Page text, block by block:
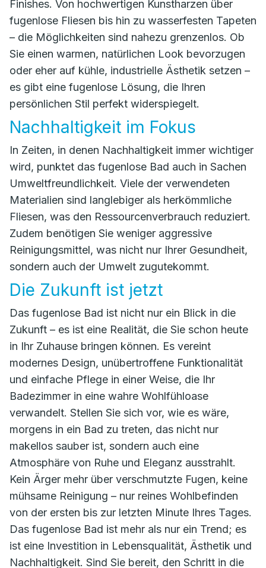
Finishes. Von hochwertigen Kunstharzen über
fugenlose Fliesen bis hin zu wasserfesten Tapeten
– die Möglichkeiten sind nahezu grenzenlos. Ob
Sie einen warmen, natürlichen Look bevorzugen
oder eher auf kühle, industrielle Ästhetik setzen –
es gibt eine fugenlose Lösung, die Ihren
persönlichen Stil perfekt widerspiegelt.
Nachhaltigkeit im Fokus
In Zeiten, in denen Nachhaltigkeit immer wichtiger
wird, punktet das fugenlose Bad auch in Sachen
Umweltfreundlichkeit. Viele der verwendeten
Materialien sind langlebiger als herkömmliche
Fliesen, was den Ressourcenverbrauch reduziert.
Zudem benötigen Sie weniger aggressive
Reinigungsmittel, was nicht nur Ihrer Gesundheit,
sondern auch der Umwelt zugutekommt.
Die Zukunft ist jetzt
Das fugenlose Bad ist nicht nur ein Blick in die
Zukunft – es ist eine Realität, die Sie schon heute
in Ihr Zuhause bringen können. Es vereint
modernes Design, unübertroffene Funktionalität
und einfache Pflege in einer Weise, die Ihr
Badezimmer in eine wahre Wohlfühloase
verwandelt. Stellen Sie sich vor, wie es wäre,
morgens in ein Bad zu treten, das nicht nur
makellos sauber ist, sondern auch eine
Atmosphäre von Ruhe und Eleganz ausstrahlt.
Kein Ärger mehr über verschmutzte Fugen, keine
mühsame Reinigung – nur reines Wohlbefinden
von der ersten bis zur letzten Minute Ihres Tages.
Das fugenlose Bad ist mehr als nur ein Trend; es
ist eine Investition in Lebensqualität, Ästhetik und
Nachhaltigkeit. Sind Sie bereit, den Schritt in die